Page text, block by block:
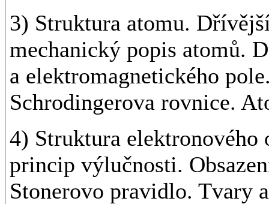
3) Struktura atomu.
mechanický popis atomů.
a elektromagnetického
Schrodingerova rovnice.
4) Struktura
princip výlučnosti.
Stonerovo pravidlo. Tvary